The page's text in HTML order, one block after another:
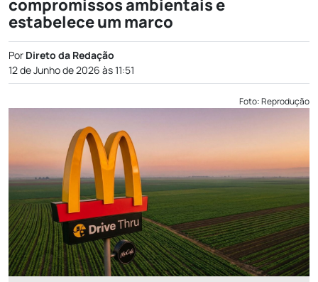
compromissos ambientais e
estabelece um marco
Por Direto da Redação
12 de Junho de 2026 às 11:51
Foto: Reprodução